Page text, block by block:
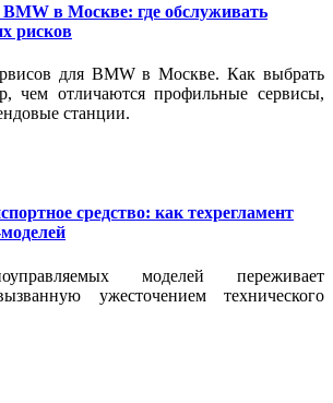
в Москве: где обслуживать
рисков
для BMW в Москве. Как выбрать
чем отличаются профильные сервисы,
станции.
средство: как техрегламент
моделей переживает
ужесточением технического